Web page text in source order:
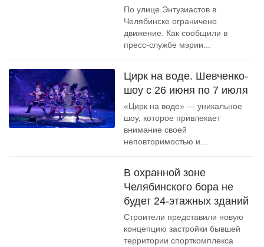
По улице Энтузиастов в
Челябинске ограничено
движение. Как сообщили в
пресс-службе мэрии...
Цирк на воде. Шевченко-
шоу c 26 июня по 7 июля
«Цирк на воде» — уникальное
шоу, которое привлекает
внимание своей
неповторимостью и...
В охранной зоне
Челябинского бора не
будет 24-этажных зданий
Строители представили новую
концепцию застройки бывшей
территории спорткомплекса